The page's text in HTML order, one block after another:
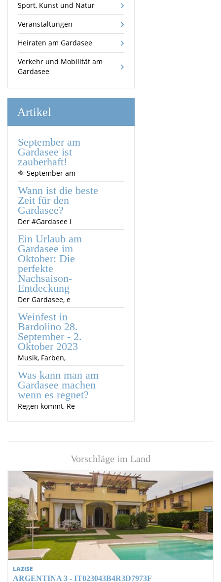
Sport, Kunst und Natur
Veranstaltungen
Heiraten am Gardasee
Verkehr und Mobilität am
Gardasee
Artikel
September am
Gardasee ist
zauberhaft!
🌞 September am
Wann ist die beste
Zeit für den
Gardasee?
Der #Gardasee i
Ein Urlaub am
Gardasee im
Oktober: Die
perfekte
Nachsaison-
Entdeckung
Der Gardasee, e
Weinfest in
Bardolino 28.
September - 2.
Oktober 2023
Musik, Farben,
Was kann man am
Gardasee machen
wenn es regnet?
Regen kommt, Re
Vorschläge im Land
LAZISE
ARGENTINA 3 - IT023043B4R3D7973F